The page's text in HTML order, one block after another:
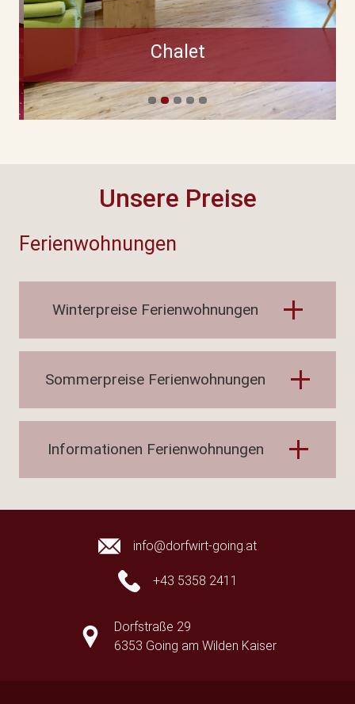
Chalet
Unsere Preise
Ferienwohnungen
Winterpreise Ferienwohnungen
Sommerpreise Ferienwohnungen
Informationen Ferienwohnungen
info@dorfwirt-going.at
+43 5358 2411
Dorfstraße 29
6353 Going am Wilden Kaiser